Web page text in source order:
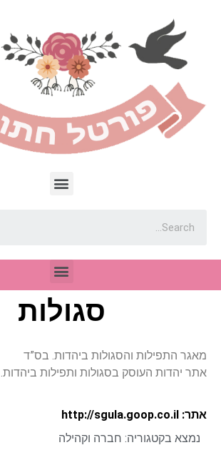
סגולות
מאגר התפילות והסגולות ביהדות. בס”ד
אתר יהדות העוסק בסגולות ותפילות ביהדות.
אתר: http://sgula.goop.co.il
נמצא בקטגוריה: חברה וקהילה